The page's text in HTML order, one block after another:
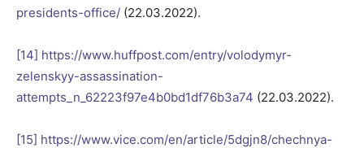
presidents-office/ (22.03.2022).
[14] https://www.huffpost.com/entry/volodymyr-
zelenskyy-assassination-
attempts_n_62223f97e4b0bd1df76b3a74 (22.03.2022).
[15] https://www.vice.com/en/article/5dgjn8/chechnya-